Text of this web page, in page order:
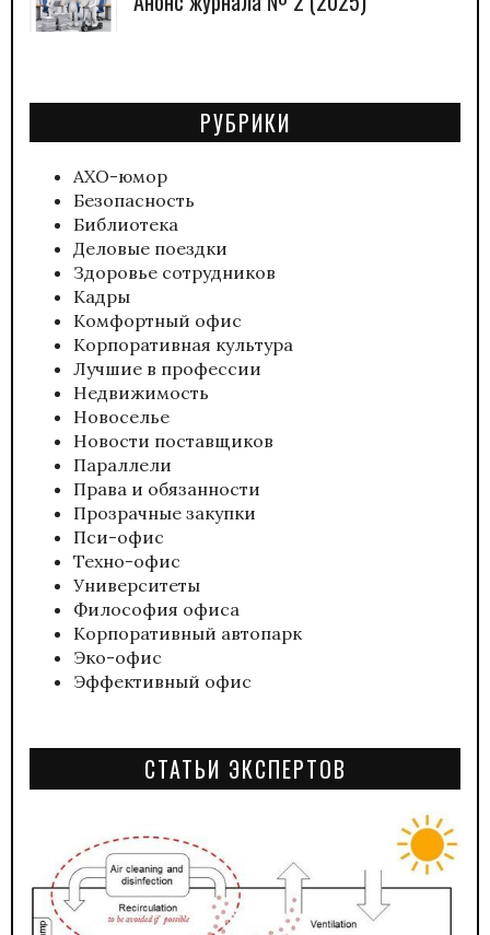
РУБРИКИ
АХО-юмор
Безопасность
Библиотека
Деловые поездки
Здоровье сотрудников
Кадры
Комфортный офис
Корпоративная культура
Лучшие в профессии
Недвижимость
Новоселье
Новости поставщиков
Параллели
Права и обязанности
Прозрачные закупки
Пси-офис
Техно-офис
Университеты
Философия офиса
Корпоративный автопарк
Эко-офис
Эффективный офис
СТАТЬИ ЭКСПЕРТОВ